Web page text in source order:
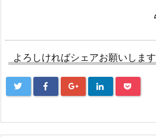
よろしければシェアお願いします